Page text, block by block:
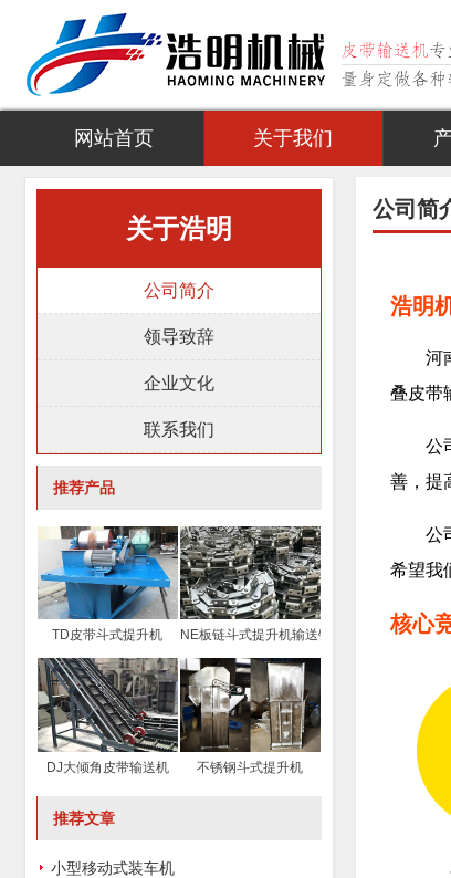
网站首页 关于我们
公司简
浩明
河
叠皮带
公
善，提
公
希望我
核心
关于浩明
公司简介
领导致辞
企业文化
联系我们
推荐产品
TD皮带斗式提升机 NE板链斗式提升机输送链条
DJ大倾角皮带输送机 不锈钢斗式提升机
推荐文章
小型移动式装车机